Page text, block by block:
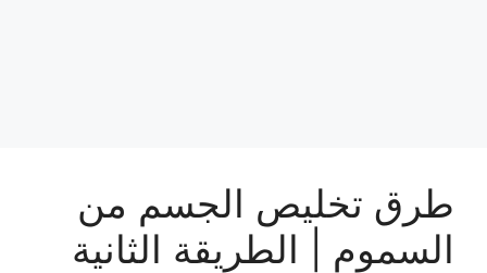
طرق تخليص الجسم من
السموم | الطريقة الثانية